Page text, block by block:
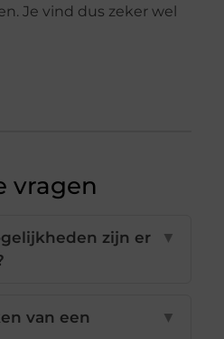
Je vind dus zeker wel
vragen
zijn er
▼
van een
▼